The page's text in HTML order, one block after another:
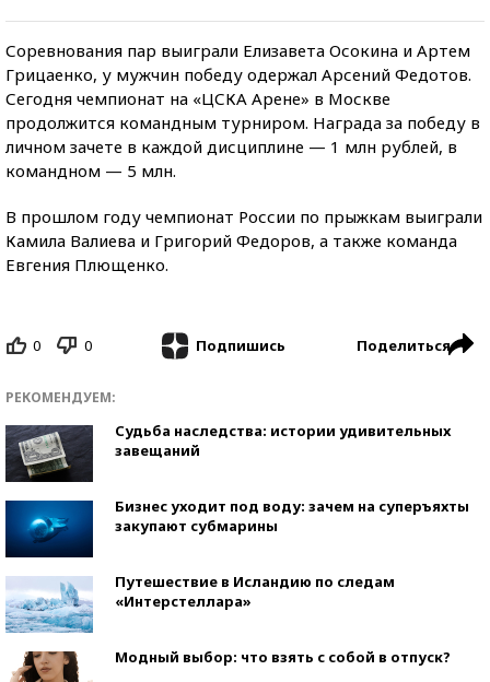
Соревнования пар выиграли Елизавета Осокина и Артем
Грицаенко, у мужчин победу одержал Арсений Федотов.
Сегодня чемпионат на «ЦСКА Арене» в Москве
продолжится командным турниром. Награда за победу в
личном зачете в каждой дисциплине — 1 млн рублей, в
командном — 5 млн.
В прошлом году чемпионат России по прыжкам выиграли
Камила Валиева и Григорий Федоров, а также команда
Евгения Плющенко.
0 0 Подпишись Поделиться
РЕКОМЕНДУЕМ:
Судьба наследства: истории удивительных
завещаний
Бизнес уходит под воду: зачем на суперъяхты
закупают субмарины
Путешествие в Исландию по следам
«Интерстеллара»
Модный выбор: что взять с собой в отпуск?